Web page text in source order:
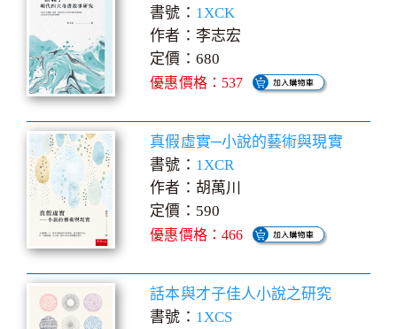
書號： 1XCK
作者：李志宏
定價：680
優惠價格：537
真假虛實─小說的藝術與現實
書號： 1XCR
作者：胡萬川
定價：590
優惠價格：466
話本與才子佳人小說之研究
書號： 1XCS